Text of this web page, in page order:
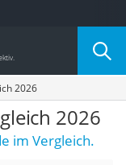
2026
2026
im Vergleich.